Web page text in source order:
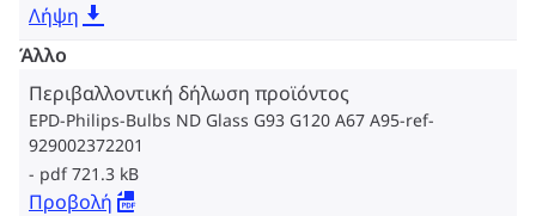
Λήψη
Άλλο
Περιβαλλοντική δήλωση προϊόντος
EPD-Philips-Bulbs ND Glass G93 G120 A67 A95-ref-
929002372201
pdf 721.3 kB
Προβολή